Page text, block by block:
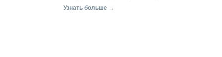
Узнать больше →